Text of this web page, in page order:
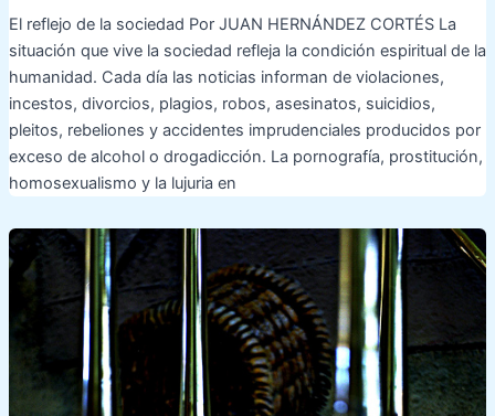
El reflejo de la sociedad Por JUAN HERNÁNDEZ CORTÉS La
situación que vive la sociedad refleja la condición espiritual de la
humanidad. Cada día las noticias informan de violaciones,
incestos, divorcios, plagios, robos, asesinatos, suicidios,
pleitos, rebeliones y accidentes imprudenciales producidos por
exceso de alcohol o drogadicción. La pornografía, prostitución,
homosexualismo y la lujuria en